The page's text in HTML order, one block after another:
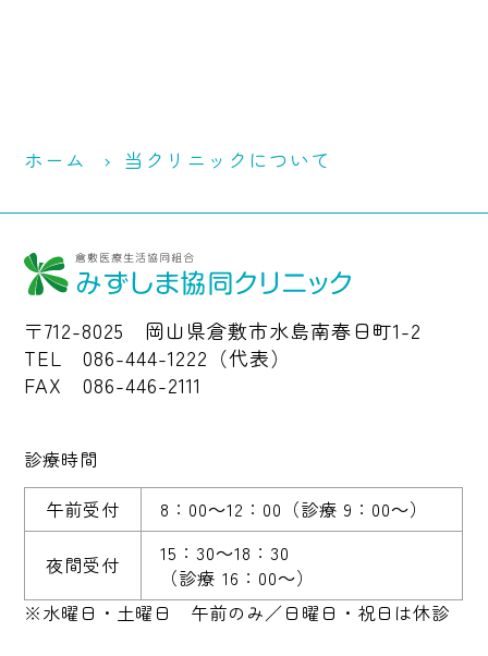
ホーム 当クリニックについて
〒712-8025 岡山県倉敷市水島南春日町1-2
TEL 086-444-1222（代表）
FAX 086-446-2111
診療時間
午前受付
8：00～12：00 （診療 9：00～）
夜間受付
15：30～18：30
（診療 16：00～）
※水曜日・土曜日 午前のみ／日曜日・祝日は休診